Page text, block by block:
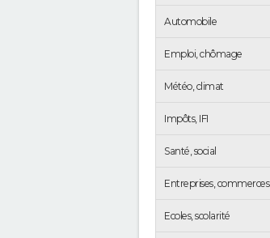
Automobile
Emploi, chômage
Météo, climat
Impôts, IFI
Santé, social
Entreprises, commerces
Ecoles, scolarité